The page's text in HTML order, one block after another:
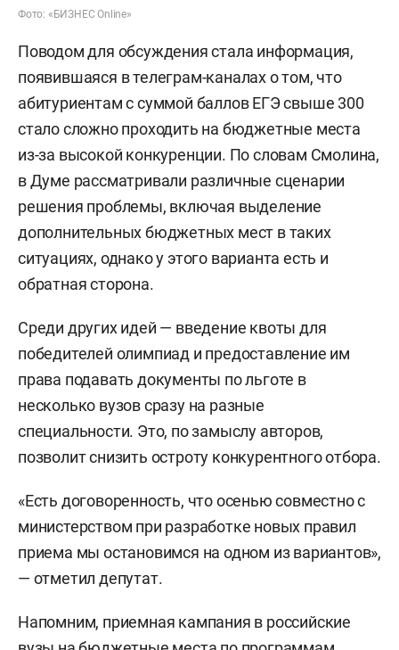
Фото: «БИЗНЕС Online»
Поводом для обсуждения стала информация,
появившаяся в телеграм-каналах о том, что
абитуриентам с суммой баллов ЕГЭ свыше 300
стало сложно проходить на бюджетные места
из-за высокой конкуренции. По словам Смолина,
в Думе рассматривали различные сценарии
решения проблемы, включая выделение
дополнительных бюджетных мест в таких
ситуациях, однако у этого варианта есть и
обратная сторона.
Среди других идей — введение квоты для
победителей олимпиад и предоставление им
права подавать документы по льготе в
несколько вузов сразу на разные
специальности. Это, по замыслу авторов,
позволит снизить остроту конкурентного отбора.
«Есть договоренность, что осенью совместно с
министерством при разработке новых правил
приема мы остановимся на одном из вариантов»,
— отметил депутат.
Напомним, приемная кампания в российские